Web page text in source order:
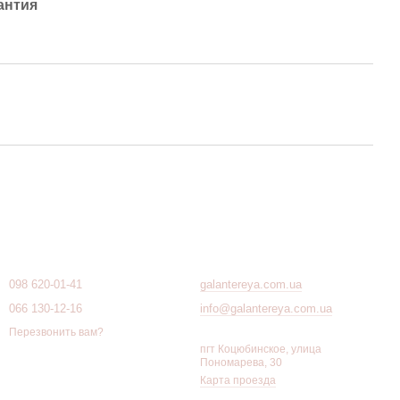
098 620-01-41
066 130-12-16
Перезвонить вам?
galantereya.com.ua
info@galantereya.com.ua
пгт Коцюбинское, улица
Пономарева, 30
Карта проезда